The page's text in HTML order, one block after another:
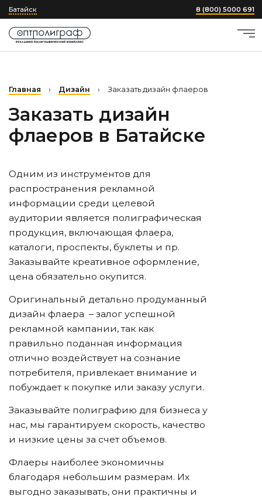
Батайск 8 (800) 5000 691
Главная › Дизайн › Заказать дизайн флаеров
Заказать дизайн
флаеров в Батайске
Одним из инструментов для
распространения рекламной
информации среди целевой
аудитории является полиграфическая
продукция, включающая флаера,
каталоги, проспекты, буклеты и пр.
Заказывайте креативное оформление,
цена обязательно окупится.
Оригинальный детально продуманный
дизайн флаера – залог успешной
рекламной кампании, так как
правильно поданная информация
отлично воздействует на сознание
потребителя, привлекает внимание и
побуждает к покупке или заказу услуги.
Заказывайте полиграфию для бизнеса у
нас, мы гарантируем скорость, качество
и низкие цены за счет объемов.
Флаеры наиболее экономичны
благодаря небольшим размерам. Их
выгодно заказывать, они практичны и